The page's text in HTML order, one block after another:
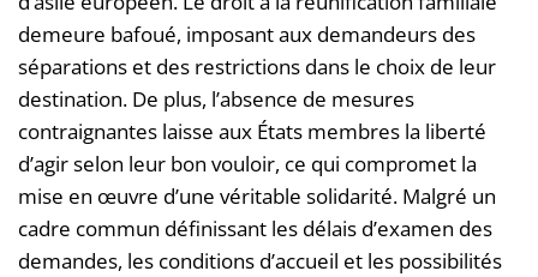
demeure bafoué, imposant aux demandeurs des
séparations et des restrictions dans le choix de leur
destination. De plus, l’absence de mesures
contraignantes laisse aux États membres la liberté
d’agir selon leur bon vouloir, ce qui compromet la
mise en œuvre d’une véritable solidarité. Malgré un
cadre commun définissant les délais d’examen des
demandes, les conditions d’accueil et les possibilités